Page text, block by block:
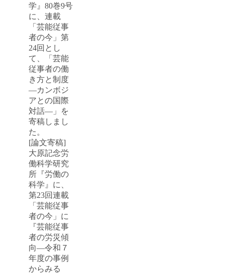
学』80巻9号
に、連載
「芸能従事
者の今」第
24回とし
て、「芸能
従事者の働
き方と制度
―カンボジ
アとの国際
対話―」を
寄稿しまし
た。
[論文寄稿]
大原記念労
働科学研究
所『労働の
科学』に、
第23回連載
「芸能従事
者の今」に
『芸能従事
者の労災傾
向―令和７
年度の事例
からみる